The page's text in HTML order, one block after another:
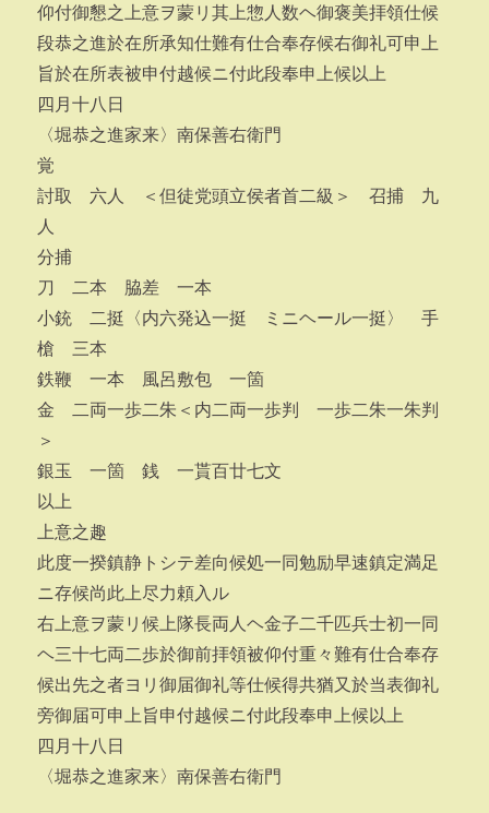
仰付御懇之上意ヲ蒙リ其上惣人数ヘ御褒美拝領仕候
段恭之進於在所承知仕難有仕合奉存候右御礼可申上
旨於在所表被申付越候ニ付此段奉申上候以上
四月十八日
〈堀恭之進家来〉南保善右衛門
覚
討取 六人 ＜但徒党頭立侯者首二級＞ 召捕 九
人
分捕
刀 二本 脇差 一本
小銃 二挺〈内六発込一挺 ミニヘール一挺〉 手
槍 三本
鉄鞭 一本 風呂敷包 一箇
金 二両一歩二朱＜内二両一歩判 一歩二朱一朱判
＞
銀玉 一箇 銭 一貰百廿七文
以上
上意之趣
此度一揆鎮静トシテ差向候処一同勉励早速鎮定満足
ニ存候尚此上尽力頼入ル
右上意ヲ蒙リ候上隊長両人ヘ金子二千匹兵士初一同
ヘ三十七両二歩於御前拝領被仰付重々難有仕合奉存
候出先之者ヨリ御届御礼等仕候得共猶又於当表御礼
旁御届可申上旨申付越候ニ付此段奉申上候以上
四月十八日
〈堀恭之進家来〉南保善右衛門